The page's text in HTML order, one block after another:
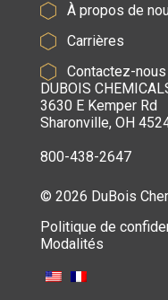
À propos de
Carrières
Contactez-nous
DUBOIS
3630 E Kemper Rd
Sharonville, OH
800-438-2647
© 2026 DuBois
Politique de
Modalités